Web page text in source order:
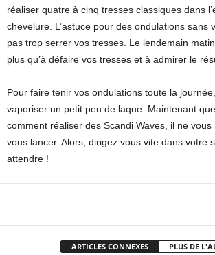
réaliser quatre à cinq tresses classiques dans
chevelure. L’astuce pour des ondulations sans
pas trop serrer vos tresses. Le lendemain
plus qu’à défaire vos tresses et à admirer le
Pour faire tenir vos ondulations toute la
vaporiser un petit peu de laque. Maintenant
comment réaliser des Scandi Waves, il ne vous
vous lancer. Alors, dirigez vous vite dans votre
attendre !
ARTICLES CONNEXES PLUS DE